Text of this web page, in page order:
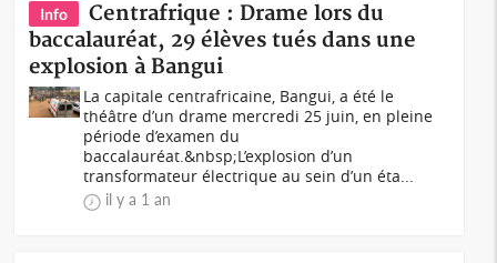
Info
Centrafrique : Drame lors du
baccalauréat, 29 élèves tués dans une
explosion à Bangui
La capitale centrafricaine, Bangui, a été le
théâtre d’un drame mercredi 25 juin, en pleine
période d’examen du
baccalauréat.&nbsp;L’explosion d’un
transformateur électrique au sein d’un éta...
il y a 1 an